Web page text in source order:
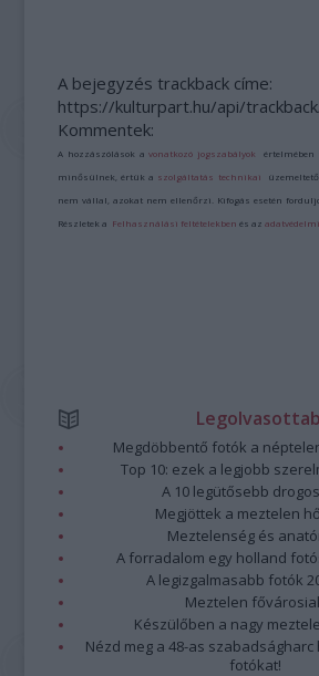
A bejegyzés trackback címe:
https://kulturpart.hu/api/
Kommentek:
A hozzászólások avonatkozó jogszabályok
minősülnek, értük a szolgáltatás technikai
nem vállal, azokat nem ellenőrzi. Kifogás esetén
Részletek a Felhasználási feltételekben és az
Megdöbbentő fotók a
Top 10: ezek a legjobb
A 10 legütősebb
Megjöttek a meztelen
Meztelenség és
A forradalom egy holland
A legizgalmasabb fotók
Meztelen
Készülőben a nagy
Nézd meg a 48-as
fotókat!